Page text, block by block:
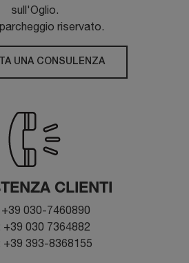
sull'Oglio.
riservato.
UNA CONSULENZA
CLIENTI
+39 030-7460890
+39 030 7364882
+39 393-8368155